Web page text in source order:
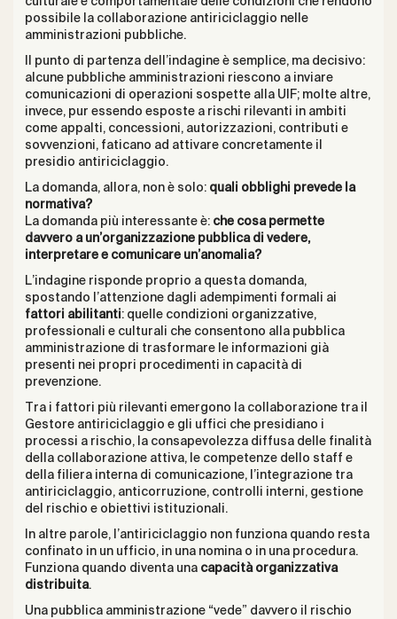
possibile la collaborazione antiriciclaggio nelle
amministrazioni pubbliche.
Il punto di partenza dell’indagine è semplice, ma decisivo:
alcune pubbliche amministrazioni riescono a inviare
comunicazioni di operazioni sospette alla UIF; molte altre,
invece, pur essendo esposte a rischi rilevanti in ambiti
come appalti, concessioni, autorizzazioni, contributi e
sovvenzioni, faticano ad attivare concretamente il
presidio antiriciclaggio.
La domanda, allora, non è solo: quali obblighi prevede la
normativa?
La domanda più interessante è: che cosa permette
davvero a un’organizzazione pubblica di vedere,
interpretare e comunicare un’anomalia?
L’indagine risponde proprio a questa domanda,
spostando l’attenzione dagli adempimenti formali ai
fattori abilitanti: quelle condizioni organizzative,
professionali e culturali che consentono alla pubblica
amministrazione di trasformare le informazioni già
presenti nei propri procedimenti in capacità di
prevenzione.
Tra i fattori più rilevanti emergono la collaborazione tra il
Gestore antiriciclaggio e gli uffici che presidiano i
processi a rischio, la consapevolezza diffusa delle finalità
della collaborazione attiva, le competenze dello staff e
della filiera interna di comunicazione, l’integrazione tra
antiriciclaggio, anticorruzione, controlli interni, gestione
del rischio e obiettivi istituzionali.
In altre parole, l’antiriciclaggio non funziona quando resta
confinato in un ufficio, in una nomina o in una procedura.
Funziona quando diventa una capacità organizzativa
distribuita.
Una pubblica amministrazione “vede” davvero il rischio